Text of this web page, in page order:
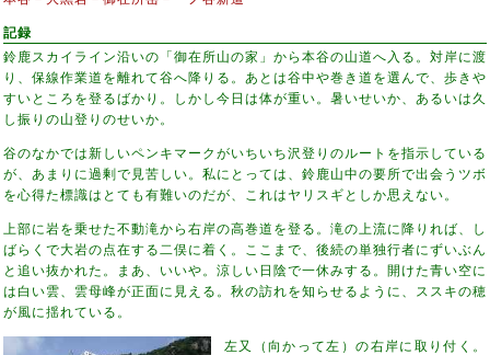
記録
鈴鹿スカイライン沿いの「御在所山の家」から本谷の山道へ入る。対岸に渡
り、保線作業道を離れて谷へ降りる。あとは谷中や巻き道を選んで、歩きや
すいところを登るばかり。しかし今日は体が重い。暑いせいか、あるいは久
し振りの山登りのせいか。
谷のなかでは新しいペンキマークがいちいち沢登りのルートを指示している
が、あまりに過剰で見苦しい。私にとっては、鈴鹿山中の要所で出会うツボ
を心得た標識はとても有難いのだが、これはヤリスギとしか思えない。
上部に岩を乗せた不動滝から右岸の高巻道を登る。滝の上流に降りれば、し
ばらくで大岩の点在する二俣に着く。ここまで、後続の単独行者にずいぶん
と追い抜かれた。まあ、いいや。涼しい日陰で一休みする。開けた青い空に
は白い雲、雲母峰が正面に見える。秋の訪れを知らせるように、ススキの穂
が風に揺れている。
左又（向かって左）の右岸に取り付く。